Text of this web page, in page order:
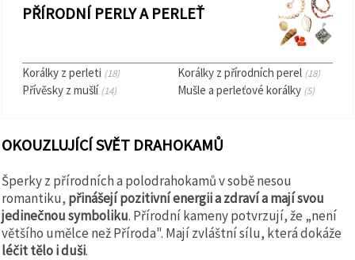
PŘÍRODNÍ PERLY A PERLEŤ
Korálky z perleti (18) Korálky z přírodních perel (18)
Přívěsky z mušlí(14) Mušle a perleťové korálky (5)
OKOUZLUJÍCÍ SVĚT DRAHOKAMŮ
Šperky z přírodních a polodrahokamů v sobě nesou
romantiku, přinášejí pozitivní energii a zdraví a mají svou
jedinečnou symboliku. Přírodní kameny potvrzují, že „není
většího umělce než Příroda". Mají zvláštní sílu, která dokáže
léčit tělo i duši.